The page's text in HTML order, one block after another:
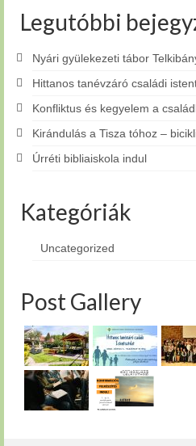
Legutóbbi
Nyári gyülekezeti tábor
Hittanos tanévzáró családi
Konfliktus és kegyelem a
Kirándulás a Tisza tóhoz –
Úrréti bibliaiskola indul
Kategóriák
Uncategorized
Post Gallery